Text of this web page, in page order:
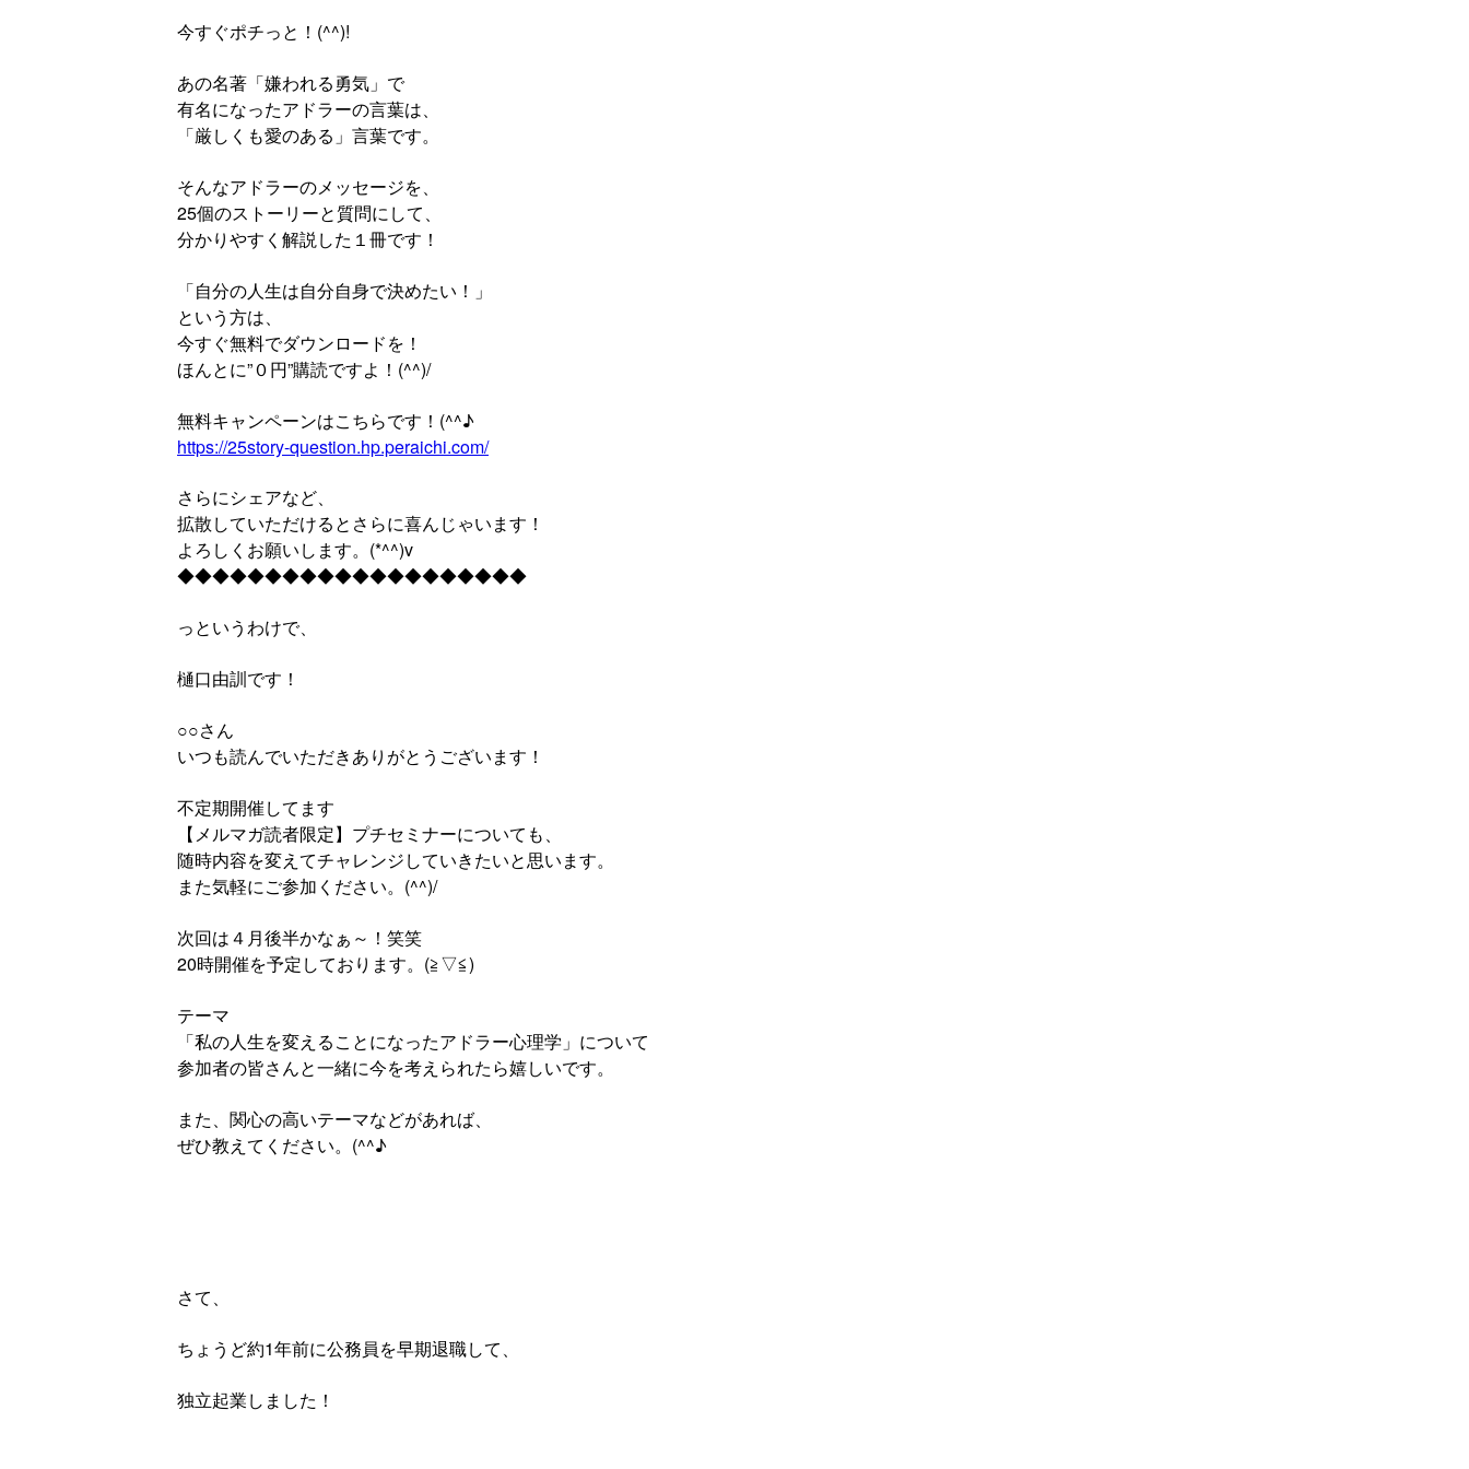
今すぐポチっと！(^^)!
あの名著「嫌われる勇気」で
有名になったアドラーの言葉は、
「厳しくも愛のある」言葉です。
そんなアドラーのメッセージを、
25個のストーリーと質問にして、
分かりやすく解説した１冊です！
「自分の人生は自分自身で決めたい！」
という方は、
今すぐ無料でダウンロードを！
ほんとに”０円”購読ですよ！(^^)/
無料キャンペーンはこちらです！(^^♪
https://25story-question.hp.peraichi.com/
さらにシェアなど、
拡散していただけるとさらに喜んじゃいます！
よろしくお願いします。(*^^)v
◆◆◆◆◆◆◆◆◆◆◆◆◆◆◆◆◆◆◆◆
っというわけで、
樋口由訓です！
○○さん
いつも読んでいただきありがとうございます！
不定期開催してます
【メルマガ読者限定】プチセミナーについても、
随時内容を変えてチャレンジしていきたいと思います。
また気軽にご参加ください。(^^)/
次回は４月後半かなぁ～！笑笑
20時開催を予定しております。(≧▽≦)
テーマ
「私の人生を変えることになったアドラー心理学」について
参加者の皆さんと一緒に今を考えられたら嬉しいです。
また、関心の高いテーマなどがあれば、
ぜひ教えてください。(^^♪
さて、
ちょうど約1年前に公務員を早期退職して、
独立起業しました！